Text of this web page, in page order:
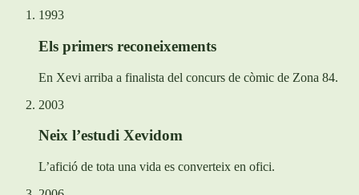
1993
Els primers reconeixements
En Xevi arriba a finalista del concurs de còmic de Zona 84.
2003
Neix l’estudi Xevidom
L’afició de tota una vida es converteix en ofici.